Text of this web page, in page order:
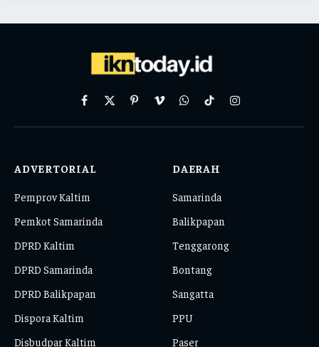
Facebook
X
PinterestVimeoWhatsAppTikTokInstagram
ADVERTORIAL
Pemprov Kaltim
Pemkot Samarinda
DPRD Kaltim
DPRD Samarinda
DPRD Balikpapan
Dispora Kaltim
Disbudpar Kaltim
DAERAH
Samarinda
Balikpapan
Tenggarong
Bontang
Sangatta
PPU
Paser